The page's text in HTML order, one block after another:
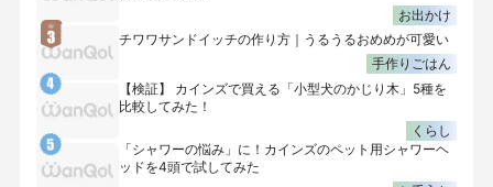
お出かけ
チワワサンドイッチの作り方｜うるうるおめめが可愛い
手作りごはん
【検証】 カインズで買える「小型犬のかじり木」5種を
比較してみた！
くらし
「シャワーの悩み」に！カインズのペット用シャワーヘ
ッドを4頭で試してみた